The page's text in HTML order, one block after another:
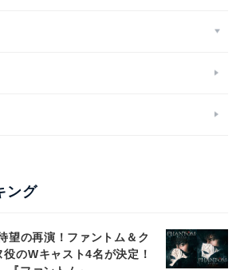
ング
望の再演！ファントム＆ク
役のWキャスト4名が決定！